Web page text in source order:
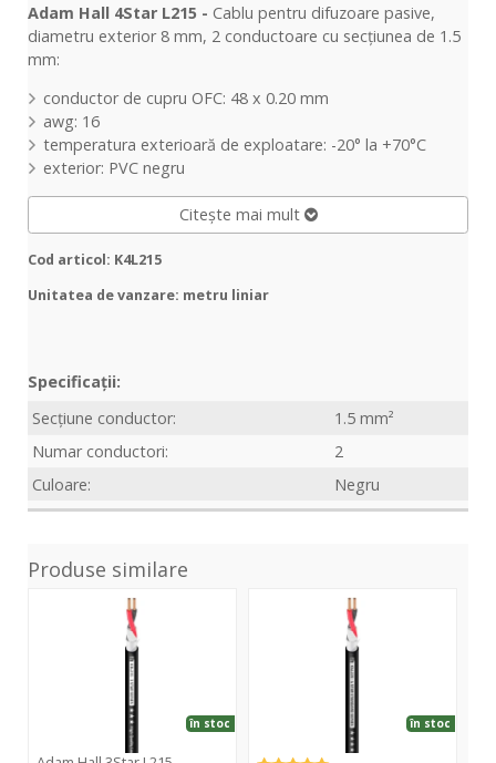
Adam Hall 4Star L215 - Cablu pentru difuzoare pasive,
diametru exterior 8 mm, 2 conductoare cu secțiunea de 1.5
mm:
conductor de cupru OFC: 48 x 0.20 mm
awg: 16
temperatura exterioară de exploatare: -20° la +70°C
exterior: PVC negru
Citește mai mult
Cod articol: K4L215
Unitatea de vanzare: metru liniar
Specificații:
Secțiune conductor:
1.5 mm²
Numar conductori:
2
Culoare:
Negru
Produse similare
în stoc în stoc